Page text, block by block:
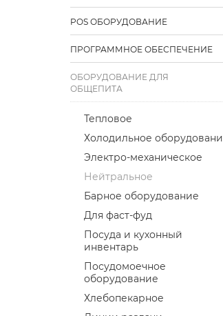
POS ОБОРУДОВАНИЕ
ПРОГРАММНОЕ ОБЕСПЕЧЕНИЕ
ОБОРУДОВАНИЕ ДЛЯ
ОБЩЕПИТА
Тепловое
Холодильное
Электро-механическое
Нейтральное
Барное оборудование
Для фаст-фуд
Посуда и кухонный
инвентарь
Посудомоечное
оборудование
Хлебопекарное